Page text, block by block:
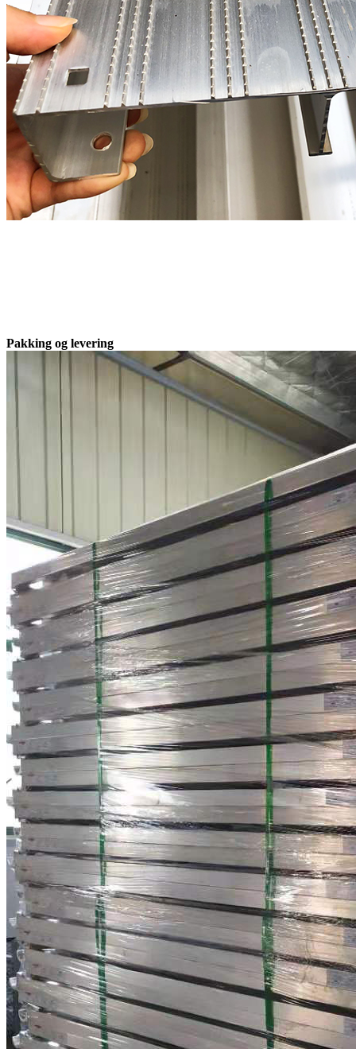
Pakking og levering